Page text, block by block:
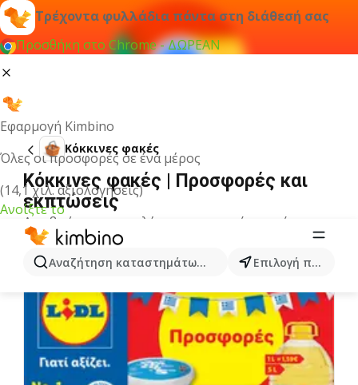
Τρέχοντα φυλλάδια πάντα στη διάθεσή σας
Προσθήκη στο Chrome - ΔΩΡΕΑΝ
Εφαρμογή Kimbino
Όλες οι προσφορές σε ένα μέρος
(14,1 χιλ. αξιολογήσεις)
Ανοίξτε το
Αναζήτηση καταστημάτων, κατηγοριών, προϊόντων...
Επιλογή πόλης
Κόκκινες φακές
Κόκκινες φακές | Προσφορές και
εκπτώσεις
Δεν βρήκαμε αποτελέσματα για αυτόν τον όρο.
Άλλα φυλλάδια από την κατηγορία